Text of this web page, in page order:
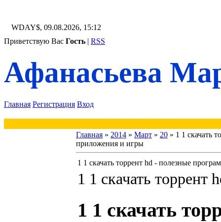
WDAY$, 09.08.2026, 15:12
Приветствую Вас Гость | RSS
Афанасьева
Главная Регистрация Вход
Главная » 2014 » Март » 20 » 1 1 скачать
приложения и игры
1 1 скачать торрент hd - полезные
1 1 скачать торрент
1 1 скачать